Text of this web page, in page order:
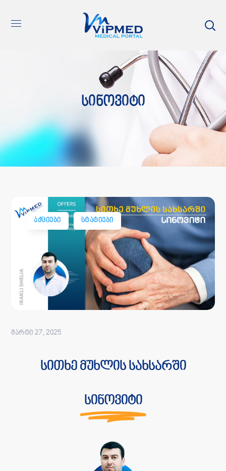
Სინოვიტი
ᲐᲥᲪᲘᲔᲑᲘ ᲡᲢᲐᲢᲘᲔᲑᲘ
ᲛᲐᲠᲢᲘ 27, 2025
სითხე მუხლის სახსარში
სინოვიტი